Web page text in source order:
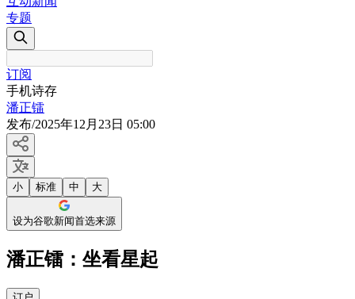
专题
订阅
手机诗存
潘正镭
发布/2025年12月23日 05:00
小 标准 中 大
设为谷歌新闻首选来源
潘正镭：坐看星起